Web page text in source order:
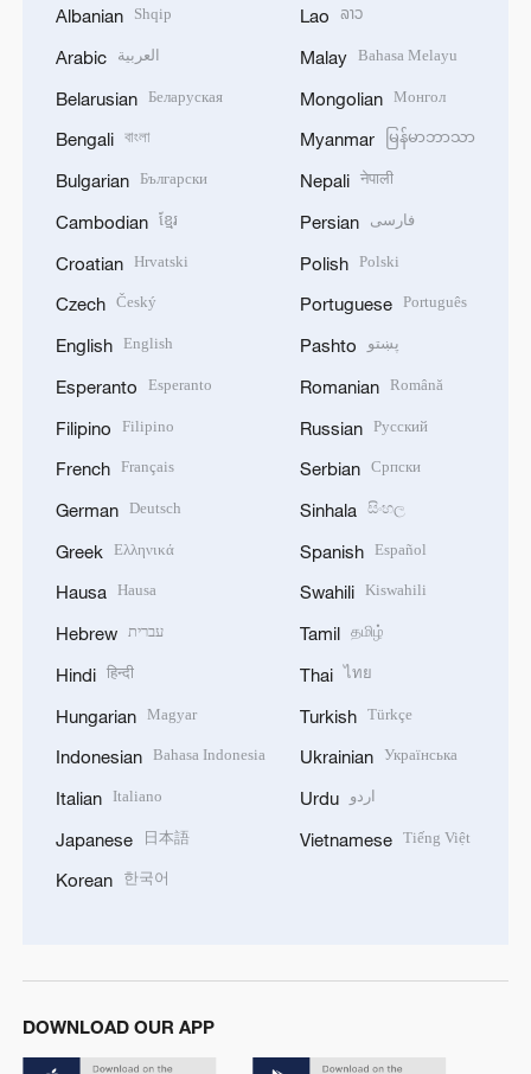
Albanian Shqip
Arabic العربية
Belarusian Беларуская
Bengali বাংলা
Bulgarian Български
Cambodian ខ្មែរ
Croatian Hrvatski
Czech Český
English English
Esperanto Esperanto
Filipino Filipino
French Français
German Deutsch
Greek Ελληνικά
Hausa Hausa
Hebrew עברית
Hindi हिन्दी
Hungarian Magyar
Indonesian Bahasa Indonesia
Italian Italiano
Japanese 日本語
Korean 한국어
Lao ລາວ
Malay Bahasa Melayu
Mongolian Монгол
Myanmar မြန်မာဘာသာ
Nepali नेपाली
Persian فارسی
Polish Polski
Portuguese Português
Pashto پښتو
Romanian Română
Russian Русский
Serbian Српски
Sinhala සිංහල
Spanish Español
Swahili Kiswahili
Tamil தமிழ்
Thai ไทย
Turkish Türkçe
Ukrainian Українська
Urdu اردو
Vietnamese Tiếng Việt
DOWNLOAD OUR APP